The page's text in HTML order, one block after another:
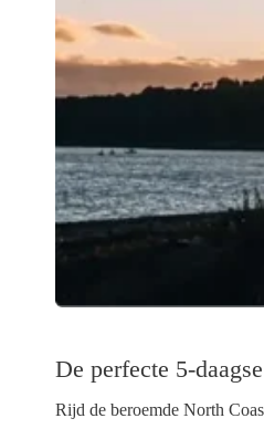
De perfecte 5-
Rijd de beroemde North